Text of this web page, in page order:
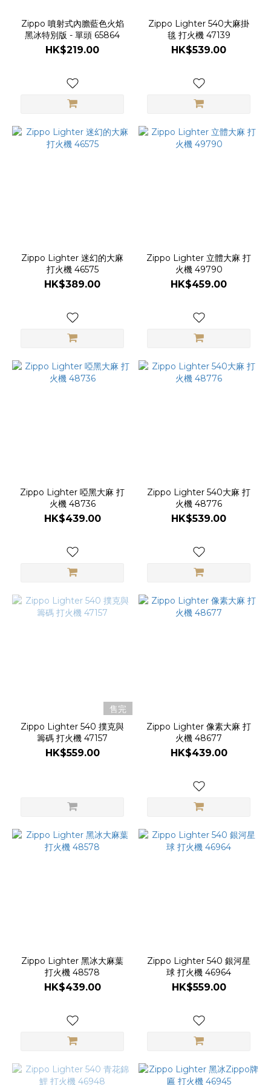
Zippo 噴射式內膽藍色火焰
黑冰特別版 - 單頭 65864
HK$219.00
Zippo Lighter 540大麻掛
毯 打火機 47139
HK$539.00
Zippo Lighter 迷幻的大麻
打火機 46575
HK$389.00
Zippo Lighter 立體大麻 打
火機 49790
HK$459.00
Zippo Lighter 啞黑大麻 打
火機 48736
HK$439.00
Zippo Lighter 540大麻 打
火機 48776
HK$539.00
售完
Zippo Lighter 540 撲克與
籌碼 打火機 47157
HK$559.00
Zippo Lighter 像素大麻 打
火機 48677
HK$439.00
Zippo Lighter 黑冰大麻葉
打火機 48578
HK$439.00
Zippo Lighter 540 銀河星
球 打火機 46964
HK$559.00